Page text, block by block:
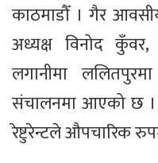
काठमाडौँ । गैर
अध्यक्ष विनोद
लगानीमा
संचालनमा आएको छ ।
रेष्टुरेन्टले औपचारिक